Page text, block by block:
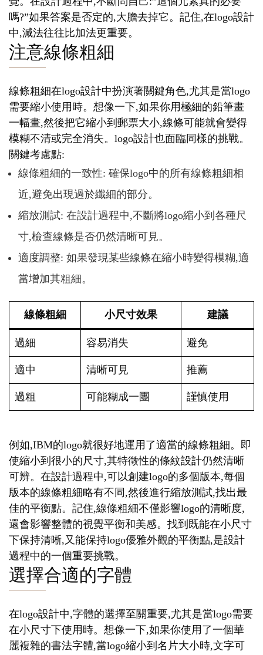
嗎?”如果答案是否定的,大膽去掉它。記住,在logo設計
中,減法往往比加法更重要。
注意線條粗細
線條粗細在logo設計中扮演著關鍵角色,尤其是當logo
需要縮小使用時。想像一下,如果你用極細的鉛筆畫
一幅畫,然後把它縮小到郵票大小,線條可能就會變得
模糊不清或完全消失。logo設計也面臨同樣的挑戰。
關鍵考慮點:
線條粗細的一致性: 確保logo中的所有線條粗細相
近,避免出現過於纖細的部分。
縮放測試: 在設計過程中,不斷將logo縮小到各種尺
寸,檢查線條是否仍然清晰可見。
適度調整: 如果發現某些線條在縮小時變得模糊,適
當增加其粗細。
線條粗細 小尺寸效果 建議
過細 容易消失 避免
適中 清晰可見 推薦
過粗 可能糊成一團 謹慎使用
例如,IBM的logo就很好地運用了適當的線條粗細。即
使縮小到很小的尺寸,其特徵性的條紋設計仍然清晰
可辨。在設計過程中,可以創建logo的多個版本,每個
版本的線條粗細略有不同,然後進行縮放測試,找出最
佳的平衡點。記住,線條粗細不僅影響logo的清晰度,
還會影響整體的視覺平衡和美感。找到既能在小尺寸
下保持清晰,又能保持logo優雅外觀的平衡點,是設計
過程中的一個重要挑戰。
選擇合適的字體
在logo設計中,字體的選擇至關重要,尤其是當logo需要
在小尺寸下使用時。想像一下,如果你使用了一個華
麗複雜的書法字體,當logo縮小到名片大小時,文字可